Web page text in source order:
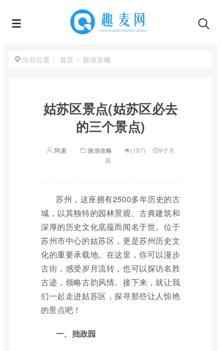
当前位置： 首页 > 旅游攻略
姑苏区景点(姑苏区必去
的三个景点)
阿麦 旅游攻略 (197)
9个月
前
苏州，这座拥有2500多年历史的古
城，以其独特的园林景观、古典建筑和
深厚的历史文化底蕴而闻名于世。位于
苏州市中心的姑苏区，更是苏州历史文
化的重要承载地。在这里，你可以漫步
古街，感受岁月流转，也可以探访名胜
古迹，领略古韵风情。接下来，就让我
们一起走进姑苏区，探寻那些让人惊艳
的景点吧！
一、拙政园